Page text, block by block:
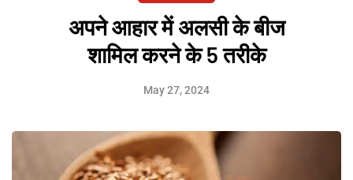
अपने आहार में अलसी के बीज
शामिल करने के 5 तरीके
May 27, 2024